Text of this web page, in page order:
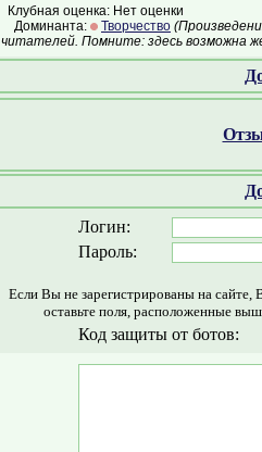
Клубная оценка: Нет оценки
Доминанта:
Творчество
читателей. Помните: здесь возможна
Логин:
Пароль:
Если Вы не зарегистрированы на
оставьте поля, расположенные
Код защиты от ботов: